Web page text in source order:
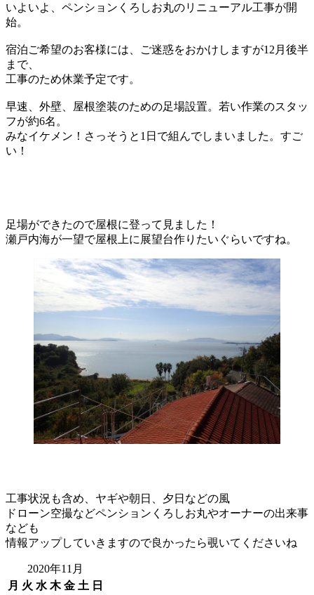
いよいよ、ペンションくろしお丸のリニューアル工事が開
始。
宿泊ご希望のお客様には、ご迷惑をおかけしますが12月後半
まで、
工事のため休業予定です。
早速、外壁、屋根塗装のための足場設置。若い作業のスタッ
フが約6名。
みなイケメン！さっそうと1日で組んでしまいました。すご
い！
足場ができたので屋根に登って見ました！
瀬戸内海が一望で屋根上に展望台作りたいぐらいですね。
工事状況も含め、ヤギや朝日、夕日などの風
ドローン空撮などペンションくろしお丸やオーナーの出来事
なども
情報アップしていきますので良かったら覗いてくださいね
2020年11月
月 火 水 木 金 土 日